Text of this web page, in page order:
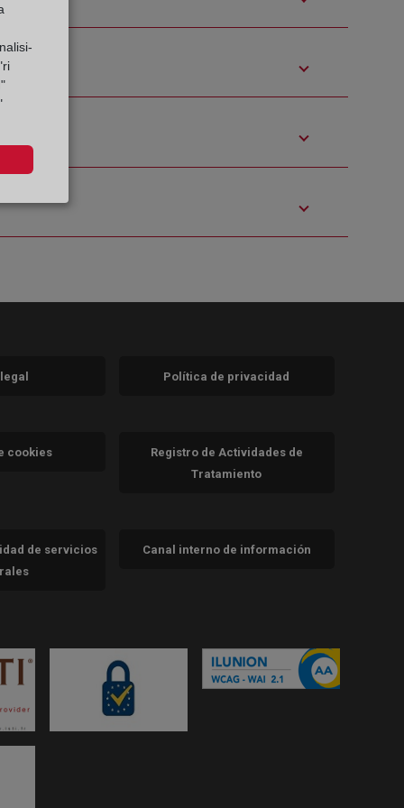
Política de privacidad
cookies
Registro de Actividades de
Tratamiento
de servicios
Canal interno de información